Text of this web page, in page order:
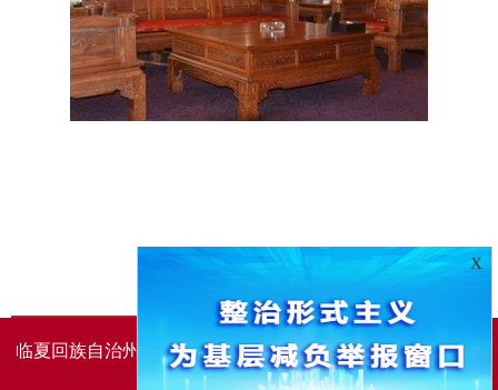
临夏回族自治州人民政府办公室主办 临夏回族自治州人民政
府信息中心承办
X